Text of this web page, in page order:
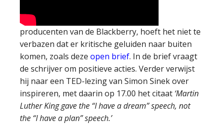
producenten van de Blackberry, hoeft het niet te
verbazen dat er kritische geluiden naar buiten
komen, zoals deze open brief. In de brief vraagt
de schrijver om positieve acties. Verder verwijst
hij naar een TED-lezing van Simon Sinek over
inspireren, met daarin op 17.00 het citaat ‘Martin
Luther King gave the “I have a dream” speech, not
the “I have a plan” speech.’